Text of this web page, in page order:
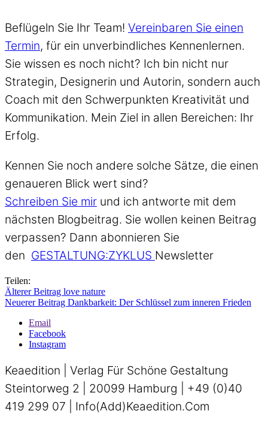
Beflügeln Sie Ihr Team! Vereinbaren Sie einen
Termin, für ein unverbindliches Kennenlernen.
Sie wissen es noch nicht? Ich bin nicht nur
Strategin, Designerin und Autorin, sondern auch
Coach mit den Schwerpunkten Kreativität und
Kommunikation. Mein Ziel in allen Bereichen: Ihr
Erfolg.
Kennen Sie noch andere solche Sätze, die einen
genaueren Blick wert sind?
Schreiben Sie mir und ich antworte mit dem
nächsten Blogbeitrag. Sie wollen keinen Beitrag
verpassen? Dann abonnieren Sie
den GESTALTUNG:ZYKLUS Newsletter
Teilen:
Älterer Beitrag love nature
Neuerer Beitrag Dankbarkeit: Der Schlüssel zum inneren Frieden
Email
Facebook
Instagram
Keaedition | Verlag Für Schöne Gestaltung
Steintorweg 2 | 20099 Hamburg | +49 (0)40
419 299 07 | Info(add)keaedition.com